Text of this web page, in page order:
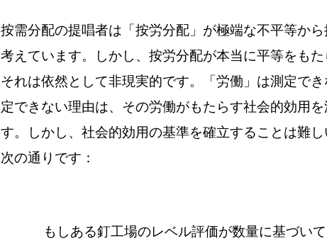
按需分配の提唱者は「按労分配」が極端な不平等か
考えています。しかし、按労分配が本当に平等をもた
それは依然として非現実的です。「労働」は測定で
定できない理由は、その労働がもたらす社会的効用
す。しかし、社会的効用の基準を確立することは難
次の通りです：
もしある釘工場のレベル評価が数量に基づい